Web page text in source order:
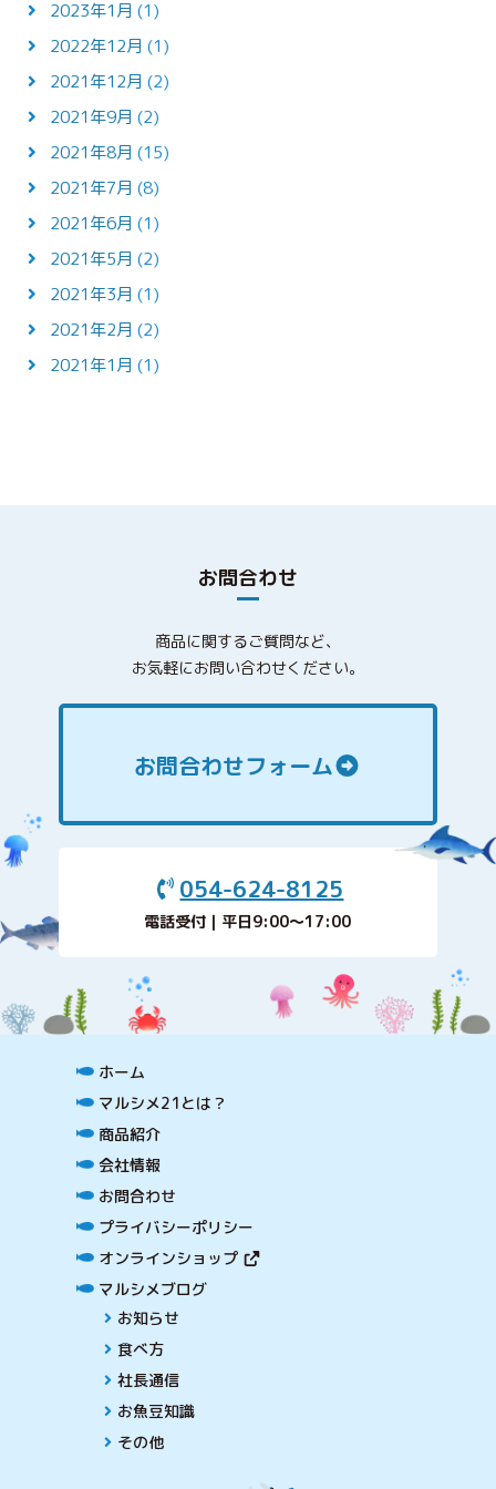
2023年1月 (1)
2022年12月 (1)
2021年12月 (2)
2021年9月 (2)
2021年8月 (15)
2021年7月 (8)
2021年6月 (1)
2021年5月 (2)
2021年3月 (1)
2021年2月 (2)
2021年1月 (1)
お問合わせ
商品に関するご質問など、
お気軽にお問い合わせください。
お問合わせフォーム
054-624-8125
電話受付｜平日9:00〜17:00
ホーム
マルシメ21とは？
商品紹介
会社情報
お問合わせ
プライバシーポリシー
オンラインショップ
マルシメブログ
お知らせ
食べ方
社長通信
お魚豆知識
その他